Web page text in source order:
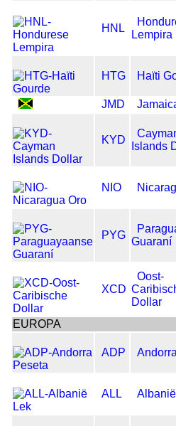
HNL
Lempira
HTG Haïti
JMD
KYD
Islands
NIO
PYG
Guaraní
XCD
Oost-
Dollar
EUROPA
ADP
ALL